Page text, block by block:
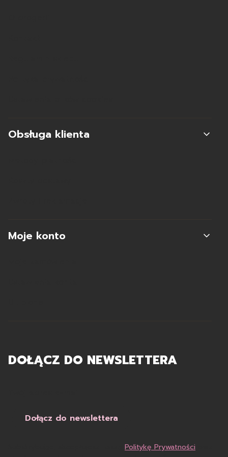
Obsługa klienta
Moje konto
DOŁĄCZ DO NEWSLETTERA
Dołącz do newslettera
Politykę Prywatności